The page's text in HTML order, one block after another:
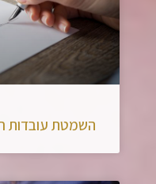
השמטת עובדות